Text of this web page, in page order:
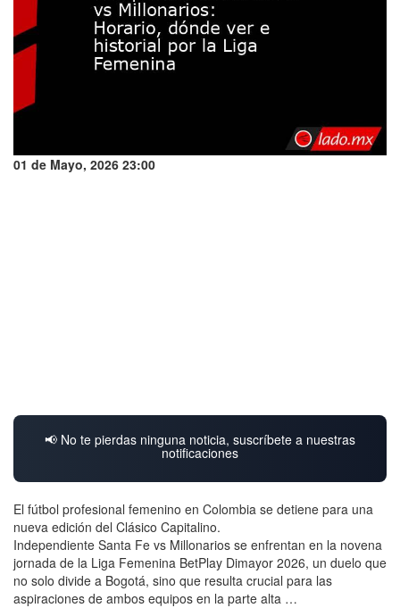
01 de Mayo, 2026 23:00
📢 No te pierdas ninguna noticia, suscríbete a nuestras
notificaciones
El fútbol profesional femenino en Colombia se detiene para una
nueva edición del Clásico Capitalino.
Independiente Santa Fe vs Millonarios se enfrentan en la novena
jornada de la Liga Femenina BetPlay Dimayor 2026, un duelo que
no solo divide a Bogotá, sino que resulta crucial para las
aspiraciones de ambos equipos en la parte alta …